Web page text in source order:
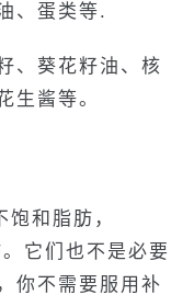
、蛋类等.
、葵花籽油、核
生酱等。
和脂肪，
它们也不是必要
你不需要服用补